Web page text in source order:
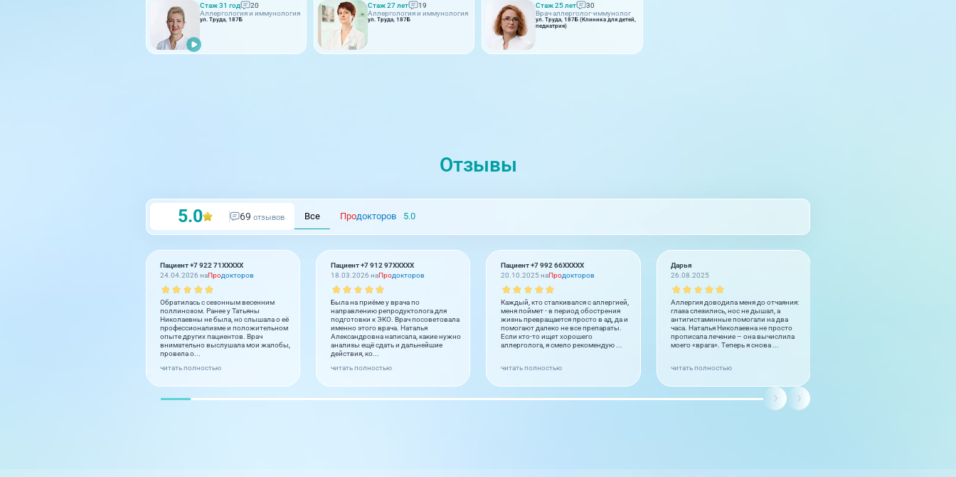
Стаж 31 год
20
Аллергология и иммунология
ул. Труда, 187Б
Стаж 27 лет
19
Аллергология и иммунология
ул. Труда, 187Б
Стаж 25 лет
30
Врач аллерголог-иммунолог
ул. Труда, 187Б (Клиника для детей,
педиатрия)
Отзывы
5.0 69 отзывов Все Продокторов 5.0
Пациент +7 922 71XXXXX
24.04.2026 наПродокторов
Обратилась с сезонным весенним
поллинозом. Ранее у Татьяны
Николаевны не была, но слышала о её
профессионализме и положительном
опыте других пациентов. Врач
внимательно выслушала мои жалобы,
провела о...
читать полностью
Пациент +7 912 97XXXXX
18.03.2026 наПродокторов
Была на приёме у врача по
направлению репродуктолога для
подготовки к ЭКО. Врач посоветовала
именно этого врача. Наталья
Александровна написала, какие нужно
анализы ещё сдать и дальнейшие
действия, ко...
читать полностью
Пациент +7 992 66XXXXX
20.10.2025 наПродокторов
Каждый, кто сталкивался с аллергией,
меня поймет - в период обострения
жизнь превращается просто в ад, да и
помогают далеко не все препараты.
Если кто-то ищет хорошего
аллерголога, я смело рекомендую ...
читать полностью
Дарья
26.08.2025
Аллергия доводила меня до отчаяния:
глаза слезились, нос не дышал, а
антигистаминные помогали на два
часа. Наталья Николаевна не просто
прописала лечение – она вычислила
моего «врага». Теперь я снова ...
читать полностью